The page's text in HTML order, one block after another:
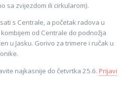
sa zvijezdom ili cirkularom).
s Centrale, a početak radova u
od Centrale do podnožja
u Jasku. Gorivo za trimere i ručak u
najkasnije do četvrtka 25.6.Prijavi